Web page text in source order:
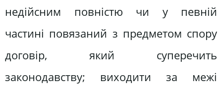
недійсним повністю чи у певній
частині повязаний з предметом спору
договір, який суперечить
законодавству; виходити за межі